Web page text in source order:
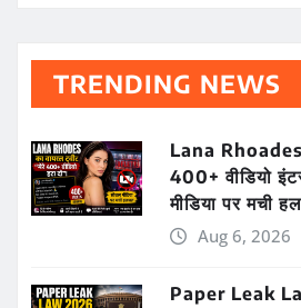
TRENDING NEWS
Lana Rhoades
400+ वीडियो
मीडिया पर मची
Aug 6, 2026
Paper Leak